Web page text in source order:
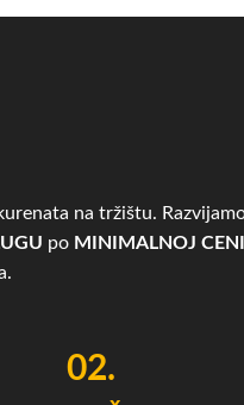
na tržištu.
po MINIMALNOJ
02.